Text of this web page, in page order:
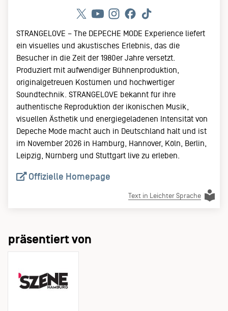
STRANGELOVE – The DEPECHE MODE Experience liefert
ein visuelles und akustisches Erlebnis, das die
Besucher in die Zeit der 1980er Jahre versetzt.
Produziert mit aufwendiger Bühnenproduktion,
originalgetreuen Kostümen und hochwertiger
Soundtechnik. STRANGELOVE bekannt für ihre
authentische Reproduktion der ikonischen Musik,
visuellen Ästhetik und energiegeladenen Intensität von
Depeche Mode macht auch in Deutschland halt und ist
im November 2026 in Hamburg, Hannover, Köln, Berlin,
Leipzig, Nürnberg und Stuttgart live zu erleben.
Offizielle Homepage
Text in Leichter Sprache
präsentiert von